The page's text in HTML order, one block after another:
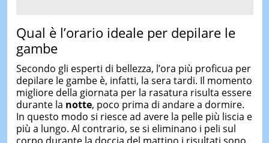
Qual è l’orario ideale per depilare le
gambe
Secondo gli esperti di bellezza, l’ora più proficua per
depilare le gambe è, infatti, la sera tardi. Il momento
migliore della giornata per la rasatura risulta essere
durante la notte, poco prima di andare a dormire.
In questo modo si riesce ad avere la pelle più liscia e
più a lungo. Al contrario, se si eliminano i peli sul
corpo durante la doccia del mattino i risultati sono